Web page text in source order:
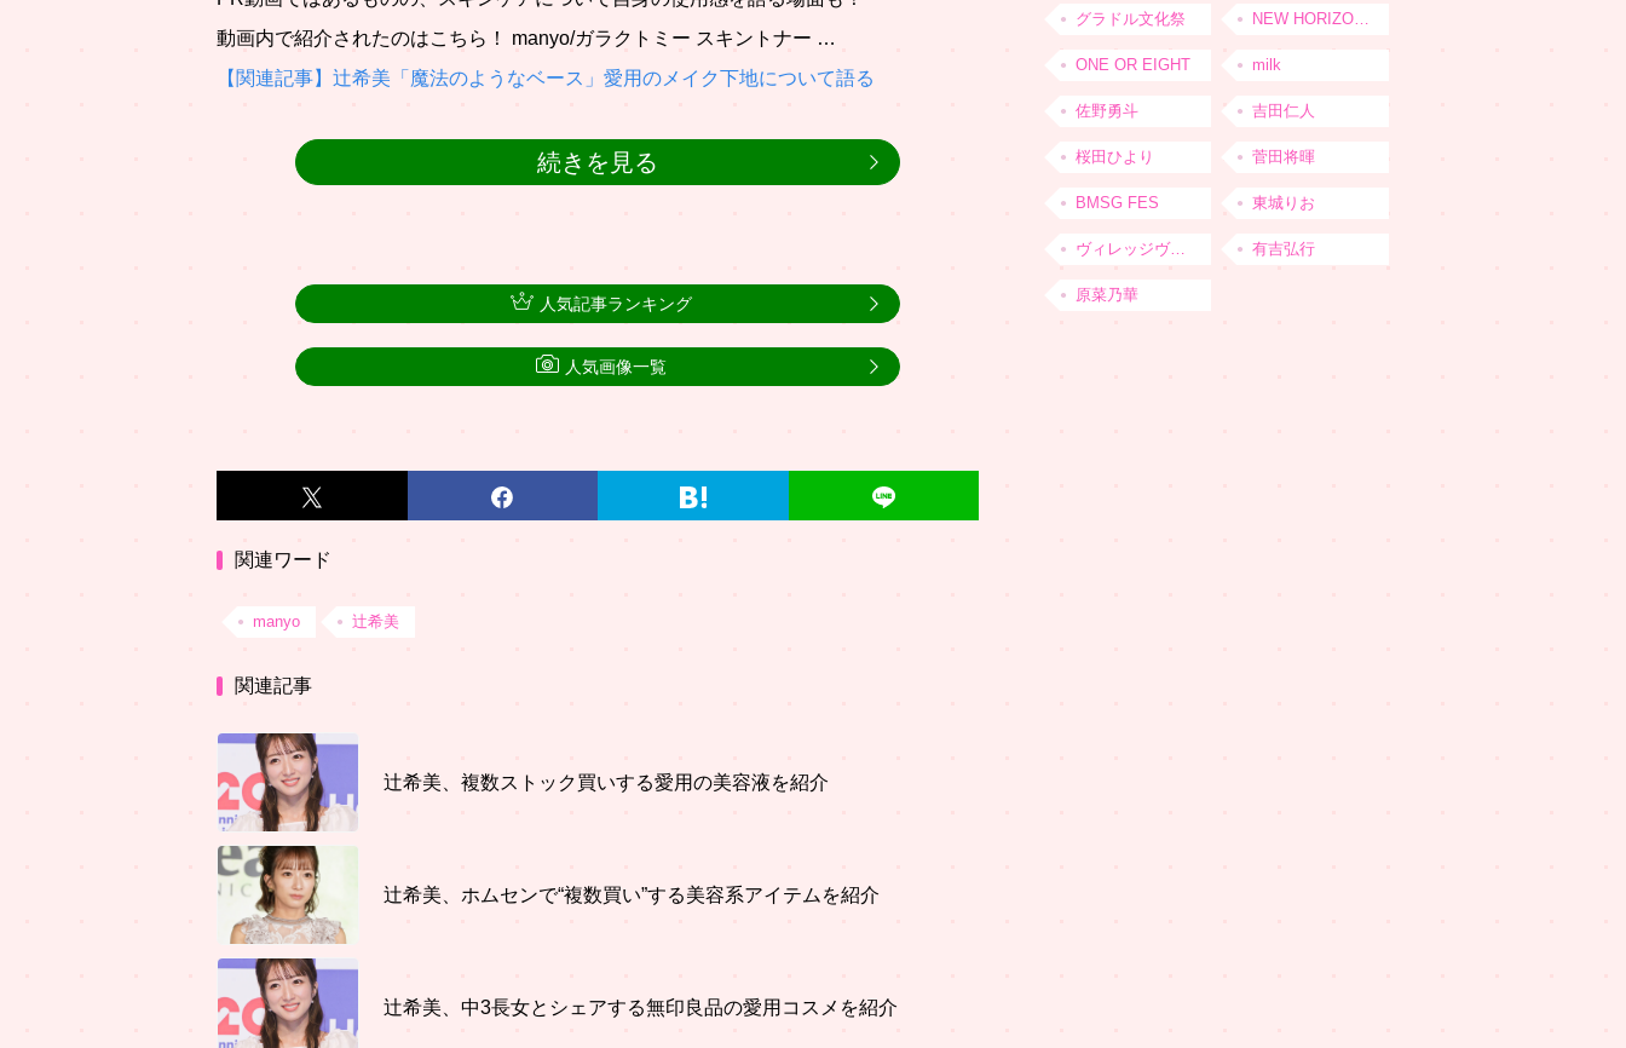
動画内で紹介されたのはこちら！ manyo/ガラクトミー スキントナー …
【関連記事】辻希美「魔法のようなベース」愛用のメイク下地について語る
続きを見る
関連ワード
manyo 辻希美
関連記事
辻希美、複数ストック買いする愛用の美容液を紹介
辻希美、ホムセンで“複数買い”する美容系アイテムを紹介
辻希美、中3長女とシェアする無印良品の愛用コスメを紹介
人気記事ランキング
人気画像一覧
グラドル文化祭 NEW HORIZON FEST
ONE OR EIGHT milk
佐野勇斗 吉田仁人
桜田ひより 菅田将暉
BMSG FES 東城りお
ヴィレッジヴァンガード 有吉弘行
原菜乃華